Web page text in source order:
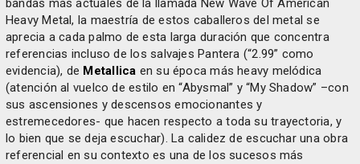
bandas más actuales de la llamada New Wave Of American
Heavy Metal, la maestría de estos caballeros del metal se
aprecia a cada palmo de esta larga duración que concentra
referencias incluso de los salvajes Pantera (“2.99” como
evidencia), de Metallica en su época más heavy melódica
(atención al vuelco de estilo en “Abysmal” y “My Shadow” –con
sus ascensiones y descensos emocionantes y
estremecedores- que hacen respecto a toda su trayectoria, y
lo bien que se deja escuchar). La calidez de escuchar una obra
referencial en su contexto es una de los sucesos más